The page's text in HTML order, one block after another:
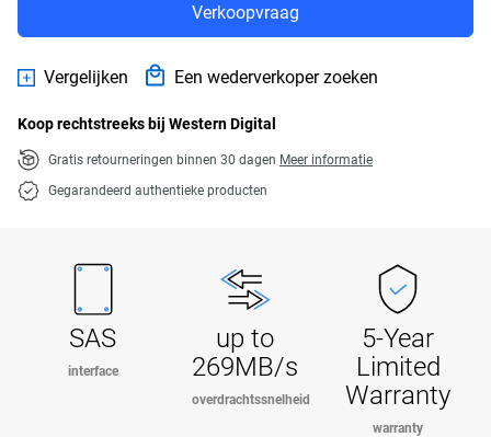
Verkoopvraag
Vergelijken Een wederverkoper zoeken
Koop rechtstreeks bij Western Digital
Gratis retourneringen binnen 30 dagen Meer informatie
Gegarandeerd authentieke producten
SAS
interface
up to
269MB/s
overdrachtssnelheid
5-Year
Limited
Warranty
warranty